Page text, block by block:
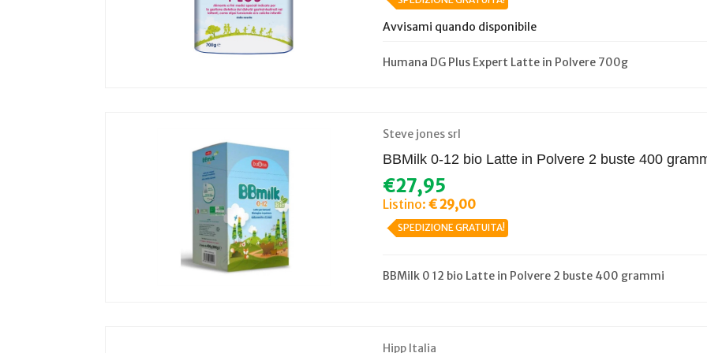
Avvisami quando disponibile
Humana DG Plus Expert Latte in Polvere 700g
Steve jones srl
BBMilk 0-12 bio Latte in Polvere 2 buste 400
€27,95
Listino: € 29,00
SPEDIZIONE GRATUITA!
BBMilk 0 12 bio Latte in Polvere 2 buste 400 grammi
Hipp Italia